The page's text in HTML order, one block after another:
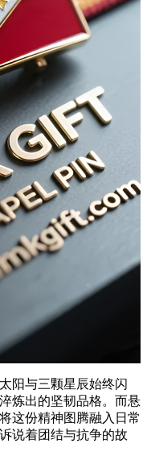
阳与三颗星辰始终闪
炼出的坚韧品格。而悬
将这份精神图腾融入日常
说着团结与抗争的故